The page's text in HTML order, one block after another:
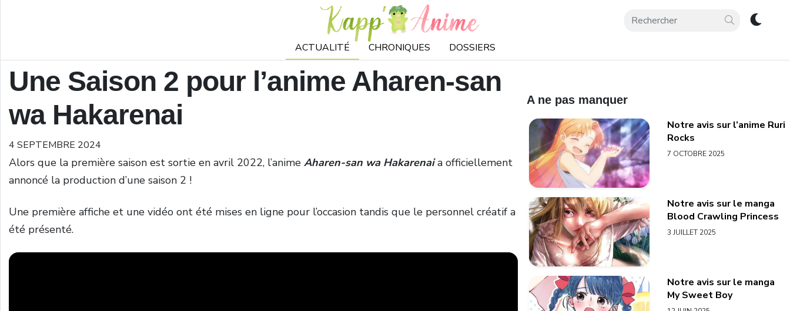
ACTUALITÉ CHRONIQUES DOSSIERS
Une Saison 2 pour l’anime Aharen-san
wa Hakarenai
4 SEPTEMBRE 2024
Alors que la première saison est sortie en avril 2022, l’anime Aharen-san wa Hakarenaia officiellement
annoncé la production d’une saison 2 !
Une première affiche et une vidéo ont été mises en ligne pour l’occasion tandis que le personnel créatif a
été présenté.
A ne pas manquer
Notre avis sur l’anime Ruri
Rocks
7 OCTOBRE 2025
Notre avis sur le manga
Blood Crawling Princess
3 JUILLET 2025
Notre avis sur le manga
My Sweet Boy